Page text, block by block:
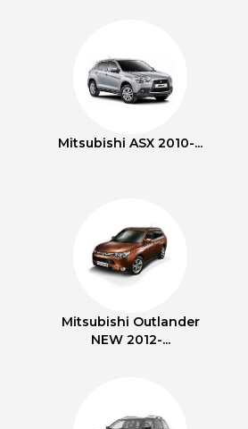
Mitsubishi ASX 2010-...
Mitsubishi Outlander
NEW 2012-...